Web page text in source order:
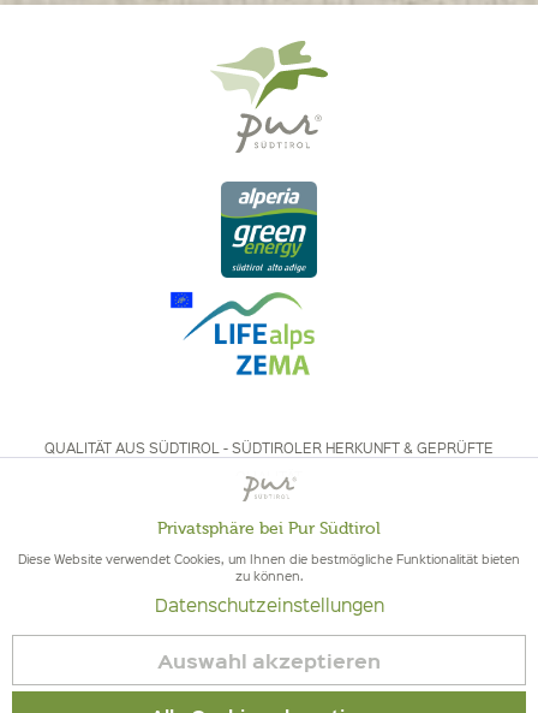
QUALITÄT AUS SÜDTIROL - SÜDTIROLER HERKUNFT & GEPRÜFTE
QUALITÄT
Vertrag widerrufen
Aktiv
Inaktiv
Inaktiv
Privatsphäre bei Pur Südtirol
Diese Website verwendet Cookies, um Ihnen die bestmögliche Funktionalität bieten
zu können.
Datenschutzeinstellungen
Auswahl akzeptieren